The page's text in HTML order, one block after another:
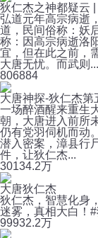
狄仁杰之神都疑云
弘道元年高宗病逝
道，民间俗称：妖
称：因高宗病逝洛
宜，但在此之前，
大唐无忧。而武则...
806884
大唐神探-狄仁杰第
一场醉酒醒来重生
朝，大唐进入前所
仍有党羽伺机而动
潜入密案，漳县行
件，让狄仁杰...
30134.2万
大唐狄仁杰
狄仁杰，智慧化身
迷雾，真相大白！
99932.2万